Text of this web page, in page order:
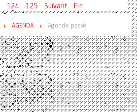
124 125 Suivant Fin
AGENDA Agenda passé